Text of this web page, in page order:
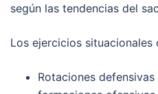
según las tendencias del
Los ejercicios situacionales
Rotaciones